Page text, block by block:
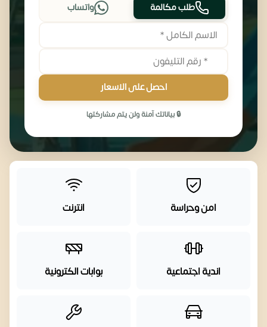
طلب مكالمة واتساب
احصل على الاسعار
🔒 بياناتك آمنة ولن يتم مشاركتها
امن وحراسة انترنت
اندية اجتماعية بوابات الكترونية